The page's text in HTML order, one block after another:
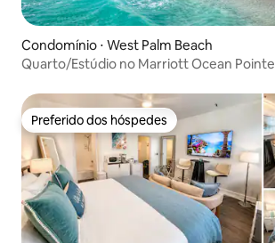
Condomínio ⋅ West Palm Beach
Quarto/Estúdio no Marriott Ocean Pointe
Preferido dos hóspedes
Preferido dos hóspedes